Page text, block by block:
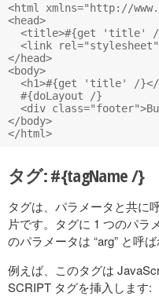
<html xmlns="http://
<head>
<title>#{get 'title'
<link
</head>
<body>
<h1>#{get 'title' /
  #{doLayout /}
<div
</body>
タグ: #{tagName /}
タグは、パラメータと共に
片です。タグに 1 つのパラ
のパラメータは “arg” と呼
例えば、このタグは
SCRIPT タグを挿入します: